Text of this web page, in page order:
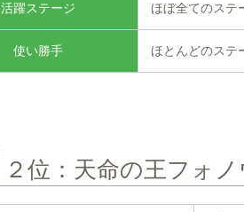
活躍ステージ ほぼ全てのステ
使い勝手 ほとんどのステ
２位：天命の王フォノ